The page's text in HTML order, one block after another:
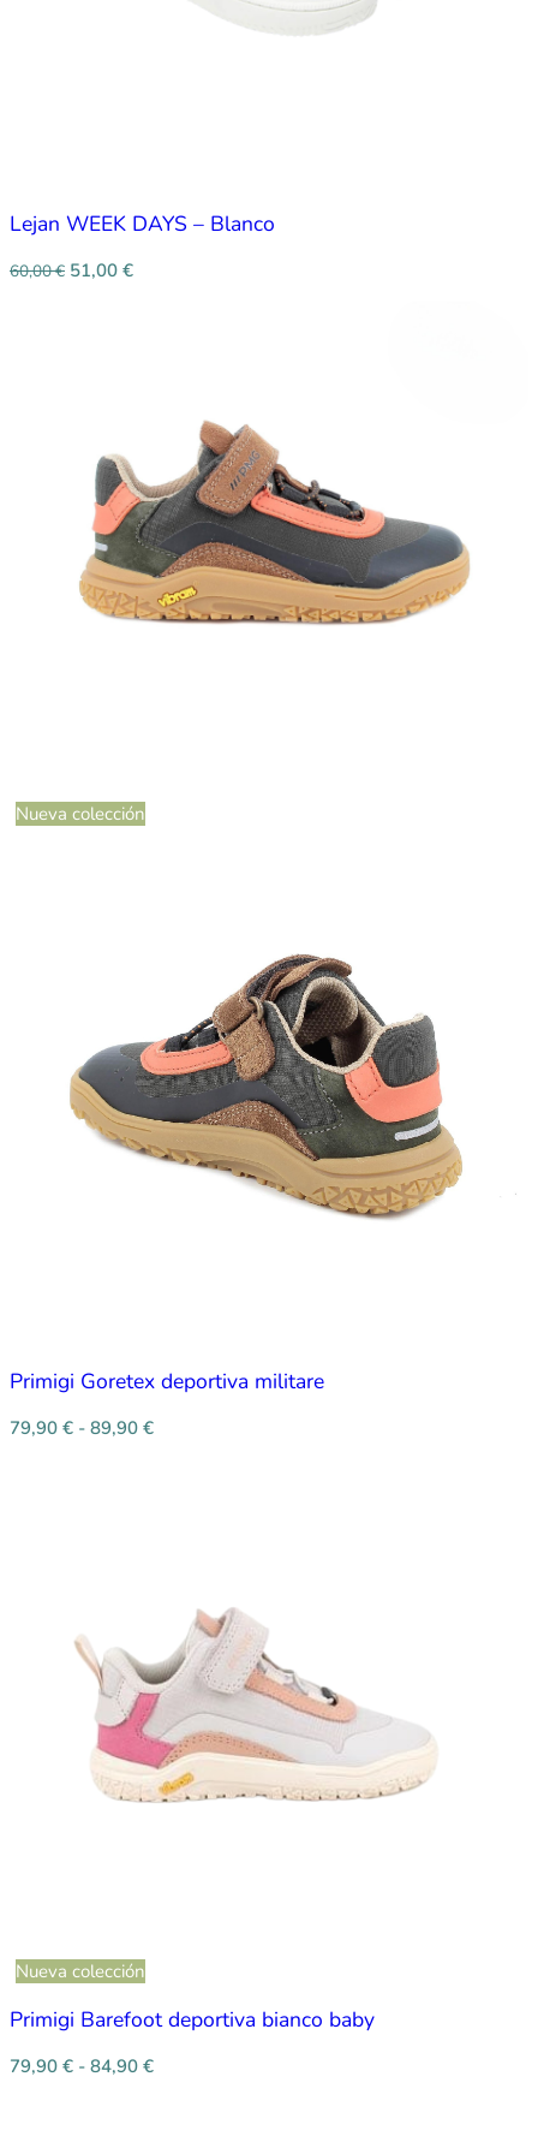
Lejan WEEK DAYS – Blanco
60,00€ 51,00 €
Nueva colección
Primigi Goretex deportiva militare
79,90 € - 89,90 €
Nueva colección
Primigi Barefoot deportiva bianco baby
79,90 € - 84,90 €